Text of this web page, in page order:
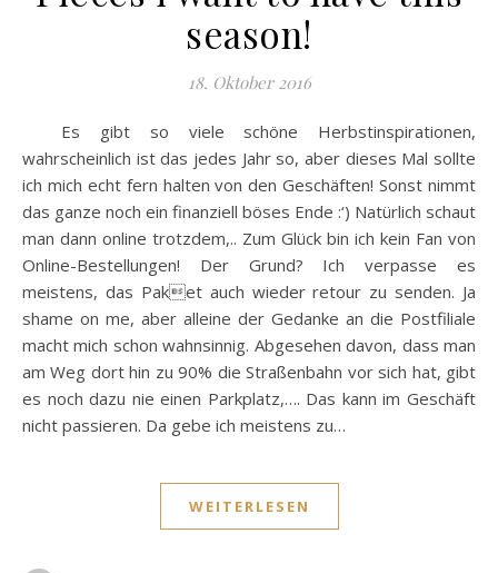
season!
18. Oktober 2016
Es gibt so viele schöne Herbstinspirationen,
wahrscheinlich ist das jedes Jahr so, aber dieses Mal sollte
ich mich echt fern halten von den Geschäften! Sonst nimmt
das ganze noch ein finanziell böses Ende :‘) Natürlich schaut
man dann online trotzdem,.. Zum Glück bin ich kein Fan von
Online-Bestellungen! Der Grund? Ich verpasse es
meistens, das Paket auch wieder retour zu senden. Ja
shame on me, aber alleine der Gedanke an die Postfiliale
macht mich schon wahnsinnig. Abgesehen davon, dass man
am Weg dort hin zu 90% die Straßenbahn vor sich hat, gibt
es noch dazu nie einen Parkplatz,…. Das kann im Geschäft
nicht passieren. Da gebe ich meistens zu…
WEITERLESEN